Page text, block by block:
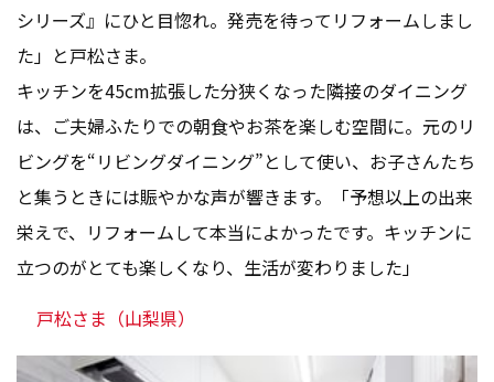
シリーズ』にひと目惚れ。発売を待ってリフォームしまし
た」と戸松さま。
キッチンを45cm拡張した分狭くなった隣接のダイニング
は、ご夫婦ふたりでの朝食やお茶を楽しむ空間に。元のリ
ビングを“リビングダイニング”として使い、お子さんたち
と集うときには賑やかな声が響きます。「予想以上の出来
栄えで、リフォームして本当によかったです。キッチンに
立つのがとても楽しくなり、生活が変わりました」
戸松さま（山梨県）